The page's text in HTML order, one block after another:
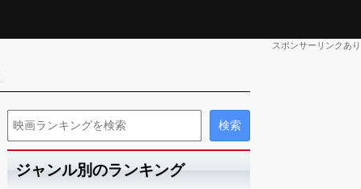
スポンサーリンクあり
ジャンル別のランキング